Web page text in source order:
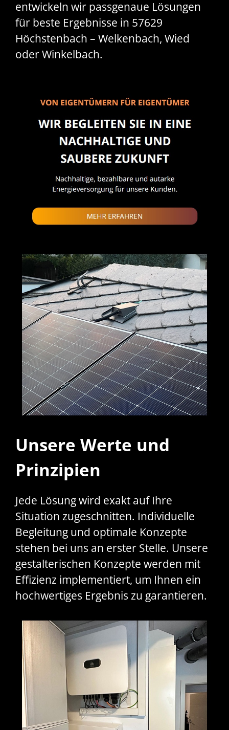
entwickeln wir passgenaue Lösungen
für beste Ergebnisse in 57629
Höchstenbach – Welkenbach, Wied
oder Winkelbach.
Unsere Werte und
Prinzipien
Jede Lösung wird exakt auf Ihre
Situation zugeschnitten. Individuelle
Begleitung und optimale Konzepte
stehen bei uns an erster Stelle. Unsere
gestalterischen Konzepte werden mit
Effizienz implementiert, um Ihnen ein
hochwertiges Ergebnis zu garantieren.